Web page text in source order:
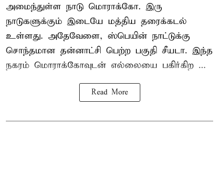
அமைந்துள்ள நாடு மொராக்கோ. இரு
நாடுகளுக்கும் இடையே மத்திய தரைக்கடல்
உள்ளது. அதேவேளை, ஸ்பெயின் நாட்டுக்கு
சொந்தமான தன்னாட்சி பெற்ற பகுதி சீயடா. இந்த
நகரம் மொராக்கோவுடன் எல்லையை பகிர்கிற ...
Read More